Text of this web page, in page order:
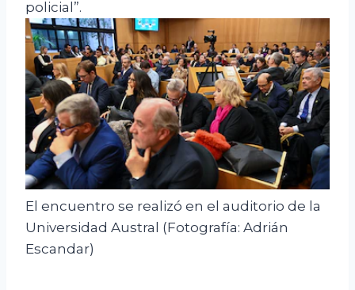
policial”.
El encuentro se realizó en el auditorio de la
Universidad Austral (Fotografía: Adrián
Escandar)